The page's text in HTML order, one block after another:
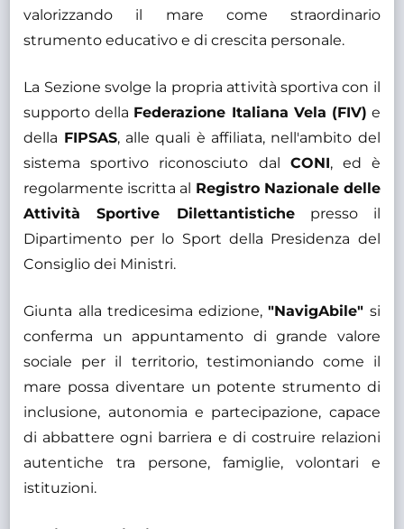
valorizzando il mare come straordinario
strumento educativo e di crescita personale.
La Sezione svolge la propria attività sportiva con il
supporto della Federazione Italiana Vela (FIV) e
della FIPSAS, alle quali è affiliata, nell'ambito del
sistema sportivo riconosciuto dal CONI, ed è
regolarmente iscritta al Registro Nazionale delle
Attività Sportive Dilettantistichepresso il
Dipartimento per lo Sport della Presidenza del
Consiglio dei Ministri.
Giunta alla tredicesima edizione,"NavigAbile" si
conferma un appuntamento di grande valore
sociale per il territorio, testimoniando come il
mare possa diventare un potente strumento di
inclusione, autonomia e partecipazione, capace
di abbattere ogni barriera e di costruire relazioni
autentiche tra persone, famiglie, volontari e
istituzioni.